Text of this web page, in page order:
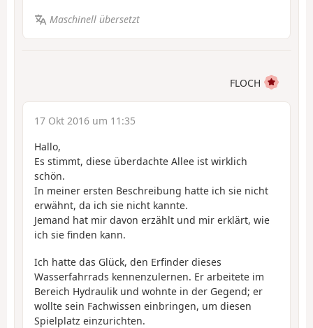
Maschinell übersetzt
FLOCH
17 Okt 2016 um 11:35
Hallo,
Es stimmt, diese überdachte Allee ist wirklich
schön.
In meiner ersten Beschreibung hatte ich sie nicht
erwähnt, da ich sie nicht kannte.
Jemand hat mir davon erzählt und mir erklärt, wie
ich sie finden kann.
Ich hatte das Glück, den Erfinder dieses
Wasserfahrrads kennenzulernen. Er arbeitete im
Bereich Hydraulik und wohnte in der Gegend; er
wollte sein Fachwissen einbringen, um diesen
Spielplatz einzurichten.